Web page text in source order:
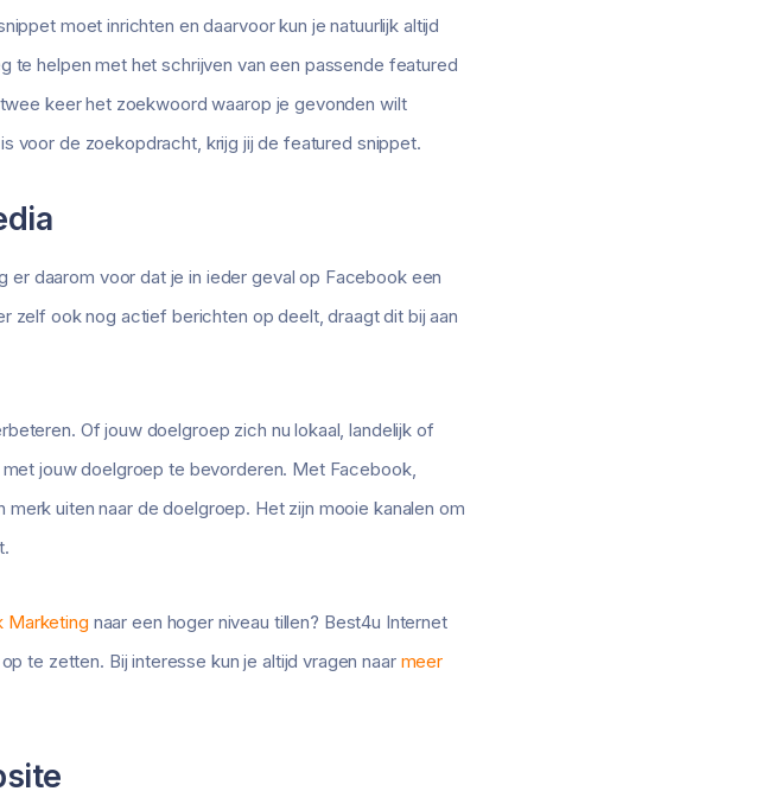
moet inrichten en daarvoor kun je natuurlijk altijd
te helpen met het schrijven van een passende featured
keer het zoekwoord waarop je gevonden wilt
voor de zoekopdracht, krijg jij de featured snippet.
daarom voor dat je in ieder geval op Facebook een
zelf ook nog actief berichten op deelt, draagt dit bij aan
Of jouw doelgroep zich nu lokaal, landelijk of
jouw doelgroep te bevorderen. Met Facebook,
uiten naar de doelgroep. Het zijn mooie kanalen om
Marketing naar een hoger niveau tillen? Best4u Internet
te zetten. Bij interesse kun je altijd vragen naar meer